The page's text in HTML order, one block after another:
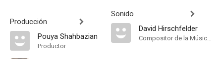
Producción
Pouya Shahbazian
Productor
Sonido
David Hirschfelder
Compositor de la Música Original